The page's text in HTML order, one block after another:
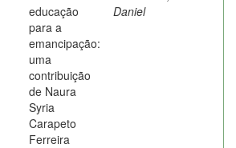
educação
para a
emancipação:
uma
contribuição
de Naura
Syria
Carapeto
Ferreira
Daniel